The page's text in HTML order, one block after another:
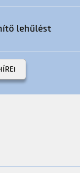
lehűlést